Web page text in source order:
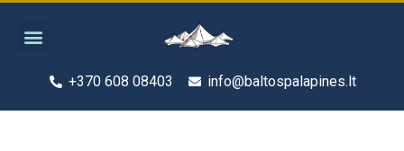
Menu
+370 608 08403 info@baltospalapines.lt